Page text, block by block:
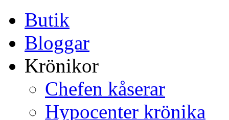
Butik
Bloggar
Krönikor
Chefen kåserar
Hypocenter krönika